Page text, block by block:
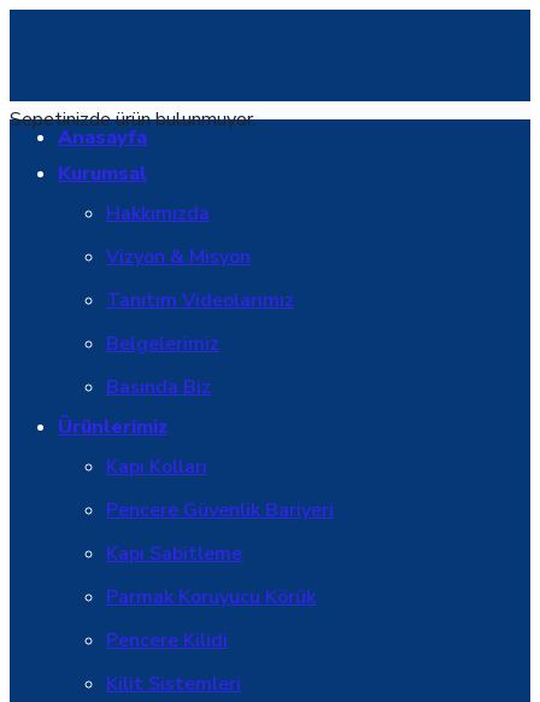
Sepetinizde ürün bulunmuyor.
Anasayfa
Kurumsal
Hakkımızda
Vizyon & Misyon
Tanıtım Videolarımız
Belgelerimiz
Basında Biz
Ürünlerimiz
Kapı Kolları
Pencere Güvenlik Bariyeri
Kapı Sabitleme
Parmak Koruyucu Körük
Pencere Kilidi
Kilit Sistemleri